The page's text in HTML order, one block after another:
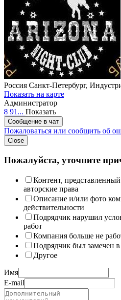
Россия Санкт-Петербург,
Показать на карте
Администратор
8 91... Показать
Сообщение в чат
Пожаловаться или сообщить об
Close
Пожалуйста, уточните
Контент,
авторские права
Описание и/или фото
действительности
Подрядчик нарушил
работ
Компания больше не
Подрядчик был замечен
Другое
Имя
E-mail